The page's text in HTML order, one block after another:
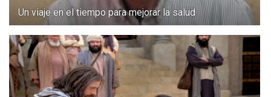
Un viaje en el tiempo para mejorar la salud